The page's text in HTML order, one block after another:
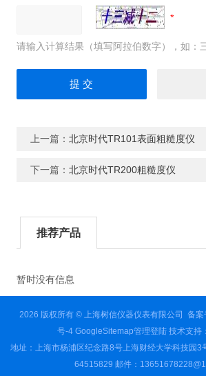
请输入计算结果（填写阿拉伯数字），如：
上一篇： 北京时代TR101表面粗糙度仪
下一篇： 北京时代TR200粗糙度仪
推荐产品
暂时没有信息
2026 版权所有 © 上海树信仪器仪表有限公司 备案
号-4 GoogleSitemap管理登陆技术支持：
地址：上海市杨浦区纪念路8号上海财经大学科技园3
64515829 邮件：